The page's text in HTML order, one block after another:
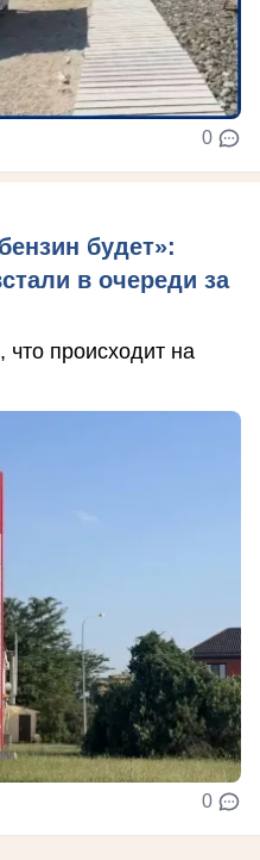
0
будет»:
в очереди за
что происходит на
0